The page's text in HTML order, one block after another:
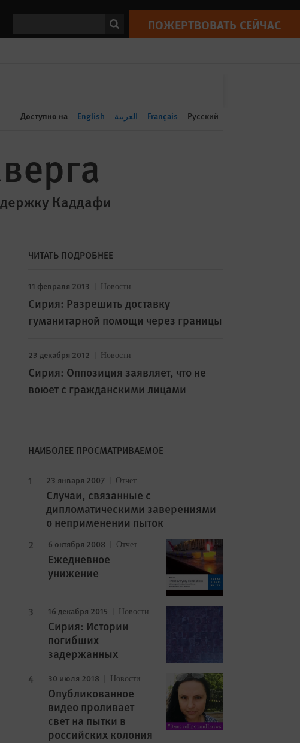
ПОЖЕРТВОВАТЬ СЕЙЧАС
ПОЖЕРТВОВАТЬ СЕЙЧАС
Доступно на English العربية Français Русский
Каддафи
ЧИТАТЬ ПОДРОБНЕЕ
11 февраля 2013 Новости
Сирия: Разрешить доставку
гуманитарной помощи через границы
23 декабря 2012 Новости
Сирия: Оппозиция заявляет, что не
воюет с гражданскими лицами
НАИБОЛЕЕ ПРОСМАТРИВАЕМОЕ
23 января 2007 Отчет
Случаи, связанные с
дипломатическими заверениями
о неприменении пыток
6 октября 2008 Отчет
Ежедневное
унижение
16 декабря 2015 Новости
Сирия: Истории
погибших
задержанных
30 июля 2018 Новости
Опубликованное
видео проливает
свет на пытки в
российских колония